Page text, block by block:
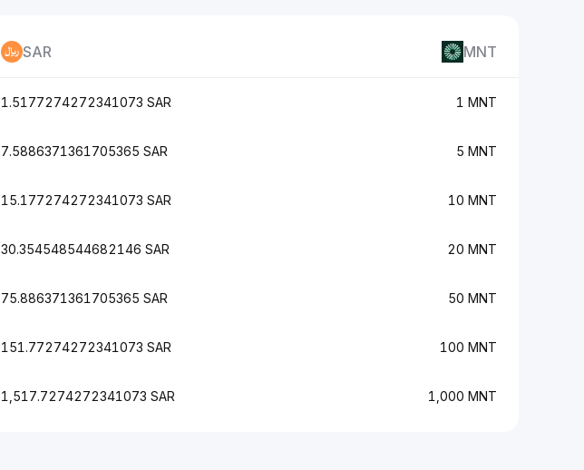
SAR MNT
1.5177274272341073 SAR 1 MNT
7.5886371361705365 SAR 5 MNT
15.177274272341073 SAR 10 MNT
30.354548544682146 SAR 20 MNT
75.886371361705365 SAR 50 MNT
151.77274272341073 SAR 100 MNT
1,517.7274272341073 SAR 1,000 MNT